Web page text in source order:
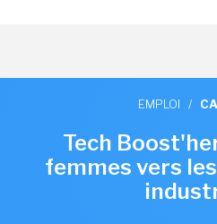
EMPLOI /
Tech
femmes vers